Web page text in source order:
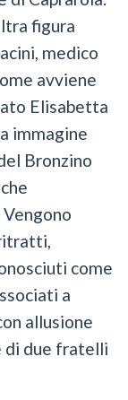
figura
medico
avviene
Elisabetta
immagine
Bronzino
Vengono
come
a
allusione
di due fratelli